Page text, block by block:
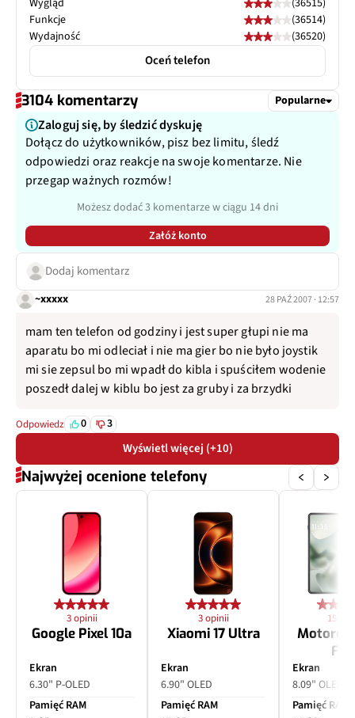
Funkcje
(36514)
Wydajność
(36520)
Oceń telefon
3104 komentarzy Popularne
Zaloguj się, by śledzić dyskuję
Dołącz do użytkowników, pisz bez limitu, śledź
odpowiedzi oraz reakcje na swoje komentarze. Nie
przegap ważnych rozmów!
Możesz dodać 3 komentarze w ciągu 14 dni
Załóż konto
Dodaj komentarz
~xxxxx 28 PAŹ 2007 · 12:57
mam ten telefon od godziny i jest super głupi nie ma
aparatu bo mi odleciał i nie ma gier bo nie było joystik
mi sie zepsul bo mi wpadł do kibla i spuściłem wodenie
poszedł dalej w kiblu bo jest za gruby i za brzydki
Odpowiedz 0 3
Wyświetl więcej (+10)
Najwyżej ocenione telefony
3 opinii
Google Pixel 10a
Ekran
6.30" P-OLED
Pamięć RAM
3 opinii
Xiaomi 17 Ultra
Ekran
6.90" OLED
Pamięć RAM
15
Motorola
Ekran
8.09" OLED
Pamięć RAM